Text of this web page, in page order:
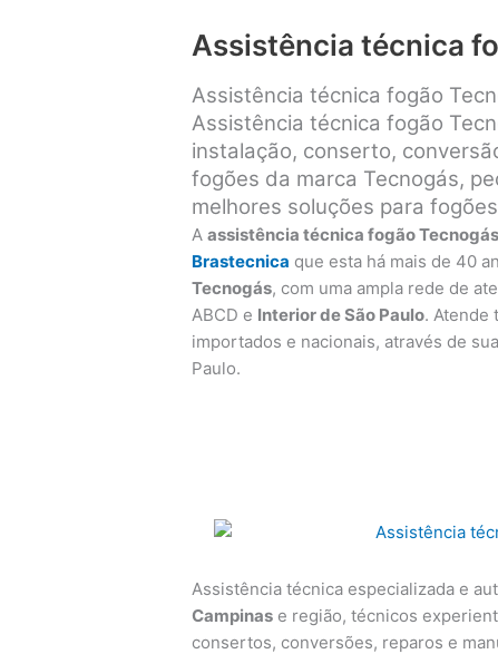
Assistência técnica
Assistência técnica fogão
Assistência técnica fogão
instalação, conserto,
fogões da marca Tecnogás,
melhores soluções para
Aassistência técnica fogão
Brastecnica que esta há mais de 40
Tecnogás, com uma ampla rede de
ABCD e Interior de São Paulo. Atende
importados e nacionais, através de
Paulo.
Assistência técnica especializada e
Campinas e região, técnicos
consertos, conversões, reparos e